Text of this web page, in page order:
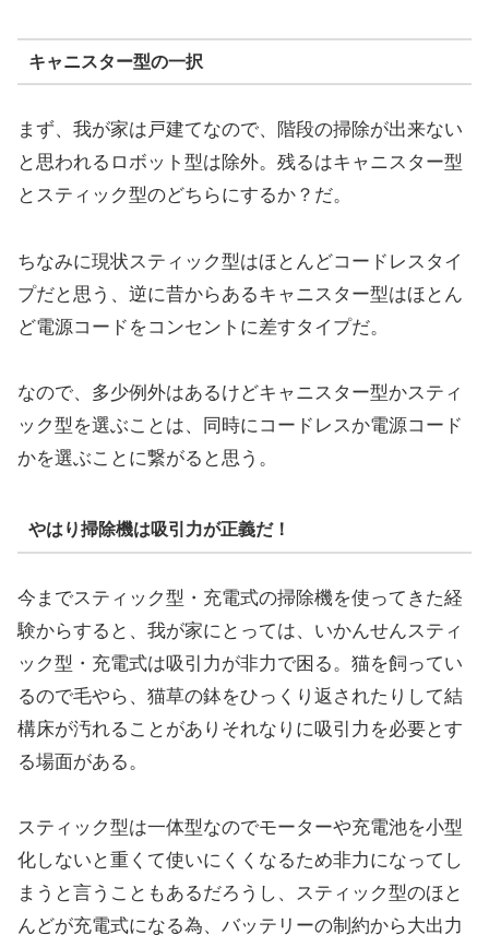
キャニスター型の一択
まず、我が家は戸建てなので、階段の掃除が出来ない
と思われるロボット型は除外。残るはキャニスター型
とスティック型のどちらにするか？だ。
ちなみに現状スティック型はほとんどコードレスタイ
プだと思う、逆に昔からあるキャニスター型はほとん
ど電源コードをコンセントに差すタイプだ。
なので、多少例外はあるけどキャニスター型かスティ
ック型を選ぶことは、同時にコードレスか電源コード
かを選ぶことに繋がると思う。
やはり掃除機は吸引力が正義だ！
今までスティック型・充電式の掃除機を使ってきた経
験からすると、我が家にとっては、いかんせんスティ
ック型・充電式は吸引力が非力で困る。猫を飼ってい
るので毛やら、猫草の鉢をひっくり返されたりして結
構床が汚れることがありそれなりに吸引力を必要とす
る場面がある。
スティック型は一体型なのでモーターや充電池を小型
化しないと重くて使いにくくなるため非力になってし
まうと言うこともあるだろうし、スティック型のほと
んどが充電式になる為、バッテリーの制約から大出力